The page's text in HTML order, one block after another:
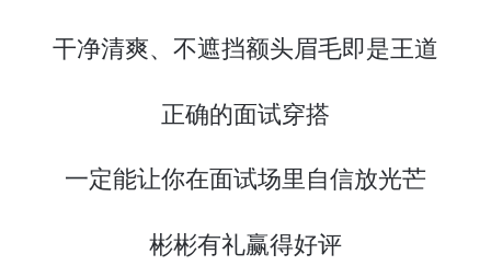
干净清爽、不遮挡额头眉毛即是王道
正确的面试穿搭
一定能让你在面试场里自信放光芒
彬彬有礼赢得好评